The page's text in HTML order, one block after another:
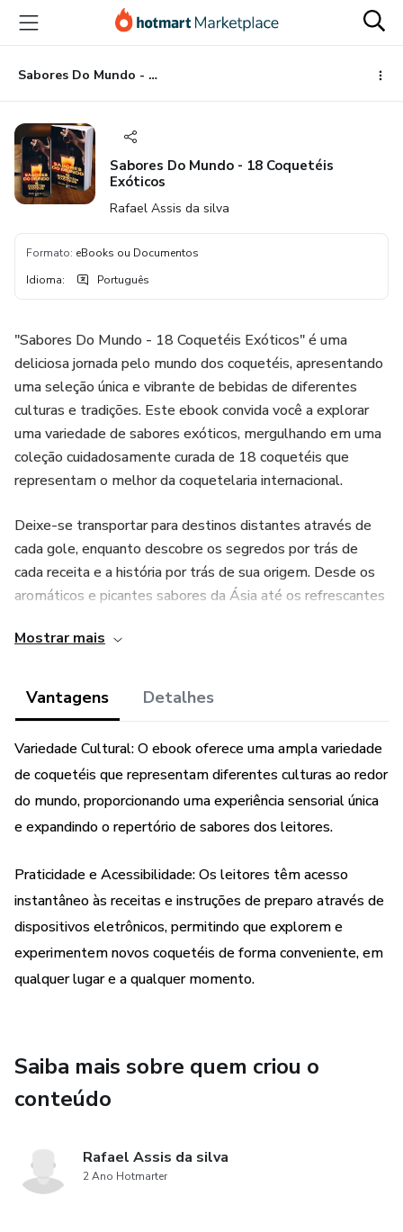
para
conteúdo
principal
para
pagamento
para
rodapé
Sabores Do Mundo - 18 Coquetéis Exóticos
Sabores Do Mundo - 18 Coquetéis
Exóticos
Rafael Assis da silva
Formato: eBooks ou Documentos
Idioma: Português
"Sabores Do Mundo - 18 Coquetéis Exóticos" é uma
deliciosa jornada pelo mundo dos coquetéis, apresentando
uma seleção única e vibrante de bebidas de diferentes
culturas e tradições. Este ebook convida você a explorar
uma variedade de sabores exóticos, mergulhando em uma
coleção cuidadosamente curada de 18 coquetéis que
representam o melhor da coquetelaria internacional.
Deixe-se transportar para destinos distantes através de
cada gole, enquanto descobre os segredos por trás de
cada receita e a história por trás de sua origem. Desde os
aromáticos e picantes sabores da Ásia até os refrescantes
uma rica tapeçaria de experiências sensoriais que
curiosidade.
instruções claras, permitindo que você experimente a
magia da mixologia em sua própria casa. De margaritas
mexicanas a mojitos cubanos, de martinis italianos a
caipirinhas brasileiras, há algo para todos os gostos e
Além das receitas, você também encontrará dicas úteis
sobre técnicas de preparo, sugestões de
acompanhamentos e orientações sobre a escolha dos
melhores ingredientes. Seja você um entusiasta de
coquetéis experiente ou um novato na arte da mixologia,
transporta para uma jornada inesquecível ao redor do
globo. Então, prepare-se para explorar, experimentar e
saborear o mundo, um coquetel de cada vez.
Mostrar mais
Vantagens Detalhes
Variedade Cultural: O ebook oferece uma ampla variedade
de coquetéis que representam diferentes culturas ao redor
do mundo, proporcionando uma experiência sensorial única
e expandindo o repertório de sabores dos leitores.
Praticidade e Acessibilidade: Os leitores têm acesso
instantâneo às receitas e instruções de preparo através de
dispositivos eletrônicos, permitindo que explorem e
experimentem novos coquetéis de forma conveniente, em
qualquer lugar e a qualquer momento.
Saiba mais sobre quem criou o
conteúdo
Rafael Assis da silva
2 Ano Hotmarter